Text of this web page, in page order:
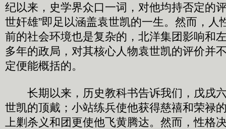
纪以来，史学界众口一词，对他均持否定的
世奸雄”即足以涵盖袁世凯的一生。然而，人
前的社会环境也是复杂的，北洋集团影响和
多年的政局，对其核心人物袁世凯的评价并
定便能概括的。
长期以来，历史教科书告诉我们，戊戌
世凯的顶戴；小站练兵使他获得慈禧和荣禄
上剿杀义和团更使他飞黄腾达。然而，性格